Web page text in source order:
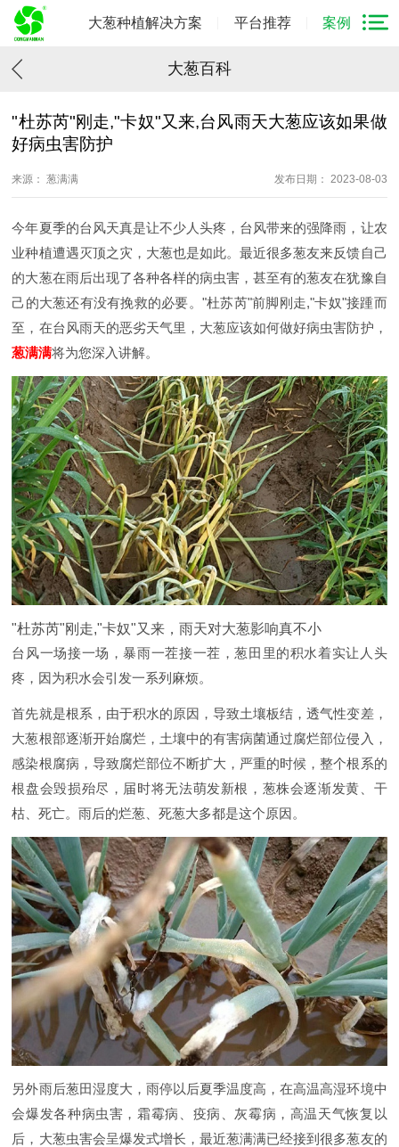
大葱种植解决方案 平台推荐 案例
大葱百科
"杜苏芮"刚走,"卡奴"又来,台风雨天大葱应该如果做
好病虫害防护
来源： 葱满满 发布日期： 2023-08-03
今年夏季的台风天真是让不少人头疼，台风带来的强降雨，让农
业种植遭遇灭顶之灾，大葱也是如此。最近很多葱友来反馈自己
的大葱在雨后出现了各种各样的病虫害，甚至有的葱友在犹豫自
己的大葱还有没有挽救的必要。"杜苏芮"前脚刚走,"卡奴"接踵而
至，在台风雨天的恶劣天气里，大葱应该如何做好病虫害防护，
葱满满将为您深入讲解。
"杜苏芮"刚走,"卡奴"又来，雨天对大葱影响真不小
台风一场接一场，暴雨一茬接一茬，葱田里的积水着实让人头
疼，因为积水会引发一系列麻烦。
首先就是根系，由于积水的原因，导致土壤板结，透气性变差，
大葱根部逐渐开始腐烂，土壤中的有害病菌通过腐烂部位侵入，
感染根腐病，导致腐烂部位不断扩大，严重的时候，整个根系的
根盘会毁损殆尽，届时将无法萌发新根，葱株会逐渐发黄、干
枯、死亡。雨后的烂葱、死葱大多都是这个原因。
另外雨后葱田湿度大，雨停以后夏季温度高，在高温高湿环境中
会爆发各种病虫害，霜霉病、疫病、灰霉病，高温天气恢复以
后，大葱虫害会呈爆发式增长，最近葱满满已经接到很多葱友的